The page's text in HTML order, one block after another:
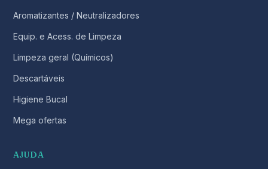
Aromatizantes / Neutralizadores
Equip. e Acess. de Limpeza
Limpeza geral (Químicos)
Descartáveis
Higiene Bucal
Mega ofertas
AJUDA